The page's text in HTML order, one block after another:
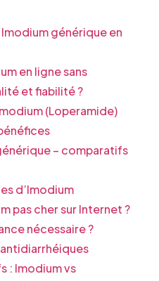
générique en
en ligne sans
et fiabilité ?
(Loperamide)
– comparatifs
d’Imodium
pas cher sur Internet ?
nécessaire ?
: Imodium vs